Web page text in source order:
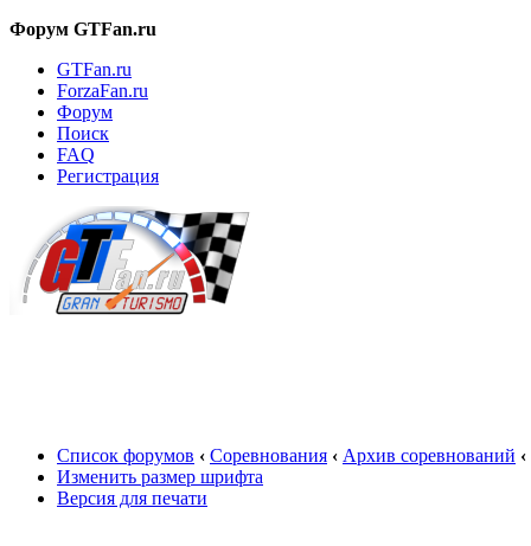
Форум GTFan.ru
GTFan.ru
ForzaFan.ru
Форум
Поиск
FAQ
Регистрация
Список форумов ‹ Соревнования ‹ Архив соревнований ‹
Изменить размер шрифта
Версия для печати